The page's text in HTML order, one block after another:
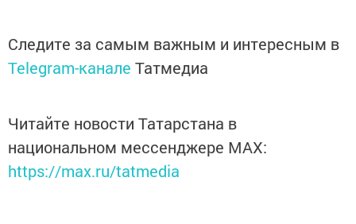
Следите за самым важным и интересным в
Telegram-канале Татмедиа
Читайте новости Татарстана в
национальном мессенджере MАХ:
https://max.ru/tatmedia